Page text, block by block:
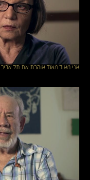
אני מאוד מאוד אוהבת את תל אביב